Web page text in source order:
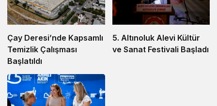
Çay Deresi’nde Kapsamlı
Temizlik Çalışması
Başlatıldı
5. Altınoluk Alevi Kültür
ve Sanat Festivali Başladı